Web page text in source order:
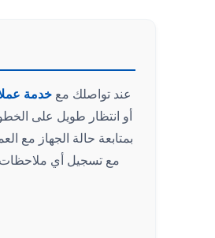
عند تواصلك معخدمة
أو انتظار طويل على
بمتابعة حالة الجهاز مع
مع تسجيل أي ملاحظات